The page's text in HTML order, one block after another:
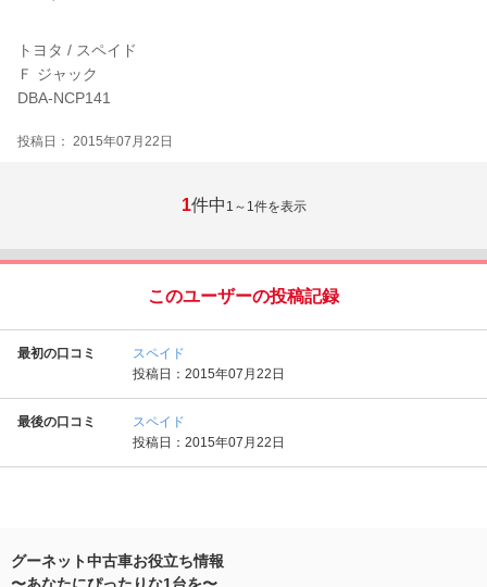
トヨタ / スペイド
Ｆ ジャック
DBA-NCP141
投稿日： 2015年07月22日
1件中 1～1件を表示
このユーザーの投稿記録
最初の口コミ
スペイド
投稿日：2015年07月22日
最後の口コミ
スペイド
投稿日：2015年07月22日
グーネット中古車お役立ち情報